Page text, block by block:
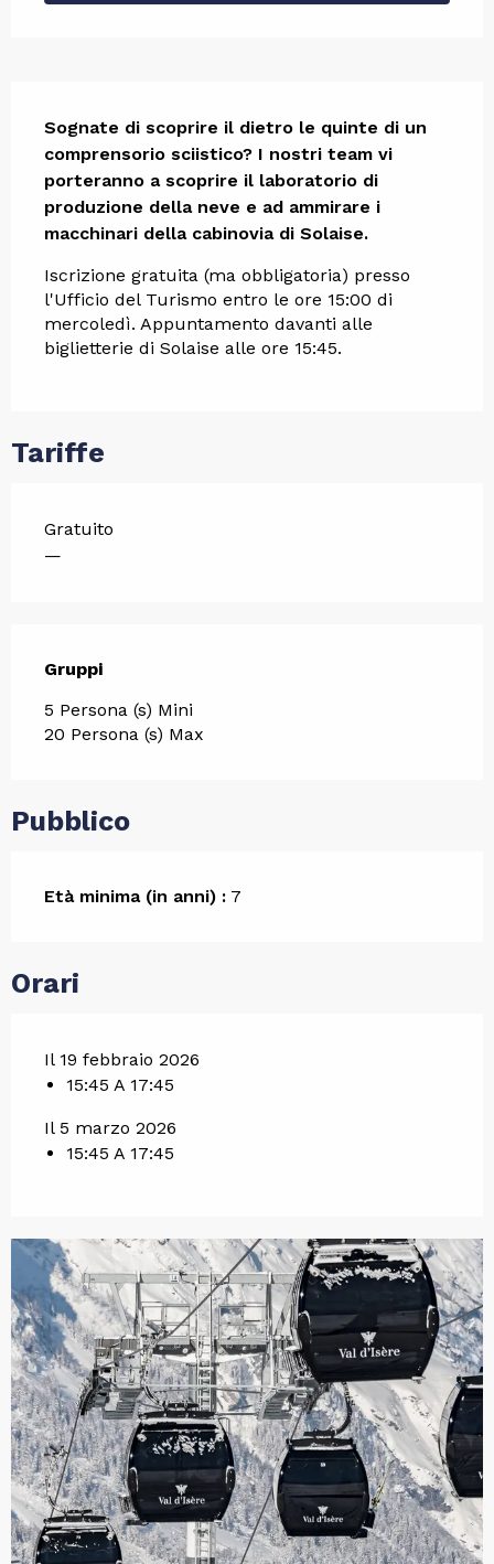
Sognate di scoprire il dietro le quinte di un
comprensorio sciistico? I nostri team vi
porteranno a scoprire il laboratorio di
produzione della neve e ad ammirare i
macchinari della cabinovia di Solaise.
Iscrizione gratuita (ma obbligatoria) presso
l'Ufficio del Turismo entro le ore 15:00 di
mercoledì. Appuntamento davanti alle
biglietterie di Solaise alle ore 15:45.
Tariffe
Gratuito
—
Gruppi
Gruppi
5 Persona (s) Mini
20 Persona (s) Max
Pubblico
Età minima (in anni) : 7
Orari
Il 19 febbraio 2026
15:45 A 17:45
Il 5 marzo 2026
15:45 A 17:45